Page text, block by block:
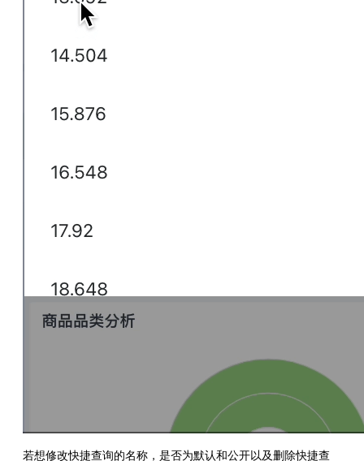
若想修改快捷查询的名称，是否为默认和公开以及删除快捷查